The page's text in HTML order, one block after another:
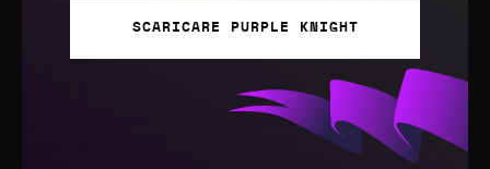
SCARICARE PURPLE KNIGHT